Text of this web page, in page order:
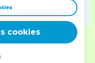
et tout ce qu'il fit,
des rois de Juda ?
et Jéroboam.
; et il fut enseveli
cookies